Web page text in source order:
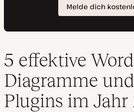
5 effektive
Diagramme
Plugins im Jahr